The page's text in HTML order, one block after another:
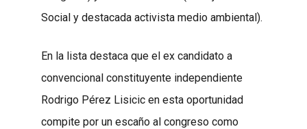
Social y destacada activista medio ambiental).
En la lista destaca que el ex candidato a
convencional constituyente independiente
Rodrigo Pérez Lisicic en esta oportunidad
compite por un escaño al congreso como